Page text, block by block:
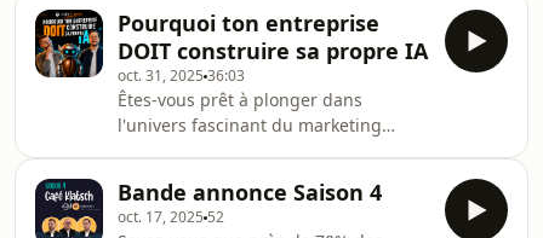
Google, qui
productivité grâce à l’IA » avec
Antoine Cordier. Deux ans plus tard,
on prend le temps de réagir à nos
propres prédictions, d’analyser
l’évolution fulgurante de l’intelligence
artificielle et de mesurer à quel point
cet écosystème a bouleversé nos
usages,
Pourquoi ton entreprise
DOIT construire sa propre IA
oct. 31, 2025 36:03
Êtes-vous prêt à plonger dans
l'univers fascinant du marketing
nous revenons avec des insights
percutants sur les évolutions récentes
Bande annonce Saison 4
oct. 17, 2025 52